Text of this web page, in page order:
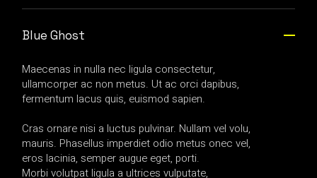
Blue Ghost
Maecenas in nulla nec ligula consectetur,
ullamcorper ac non metus. Ut ac orci dapibus,
fermentum lacus quis, euismod sapien.
Cras ornare nisi a luctus pulvinar. Nullam vel volu,
mauris. Phasellus imperdiet odio metus onec vel,
eros lacinia, semper augue eget, porti.
Morbi volutpat ligula a ultrices vulputate,